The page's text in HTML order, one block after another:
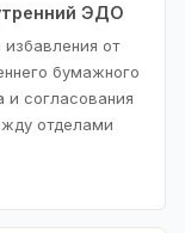
ЭДО
избавления от
бумажного
и согласования
отделами